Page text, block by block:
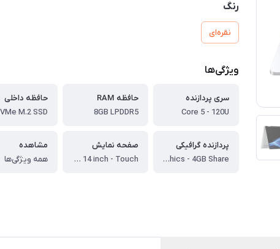
رنگ
نقره‌ای
ویژگی‌ها
سری پردازنده
Core 5 - 120U
حافظه RAM
8GB LPDDR5
حافظه داخلی
پردازنده گرافیکی
Intel Graphics - 4GB Share
صفحه نمایش
2K IPS - 14 inch - Touch
مشاهده
همه ویژگی‌ها